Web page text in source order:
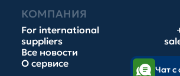
КОМПАНИЯ
For international
suppliers
Все новости
О сервисе
Чат с